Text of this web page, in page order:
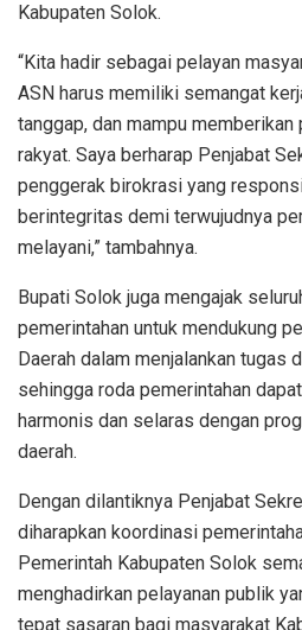
Kabupaten Solok.
“Kita hadir sebagai pelayan
ASN harus memiliki semangat
tanggap, dan mampu
rakyat. Saya berharap Penjabat
penggerak birokrasi yang
berintegritas demi terwujudnya
melayani,” tambahnya.
Bupati Solok juga mengajak
pemerintahan untuk mendukung
Daerah dalam menjalankan tugas
sehingga roda pemerintahan
harmonis dan selaras dengan
daerah.
Dengan dilantiknya Penjabat
diharapkan koordinasi
Pemerintah Kabupaten Solok
menghadirkan pelayanan publik
tepat sasaran bagi masyarakat